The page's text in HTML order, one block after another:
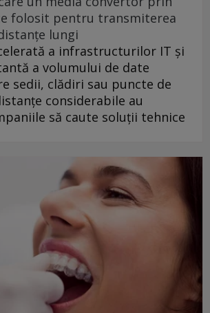
folosit pentru transmiterea
lungi
a infrastructurilor IT și
a volumului de date
sedii, clădiri sau puncte de
considerabile au
să caute soluții tehnice